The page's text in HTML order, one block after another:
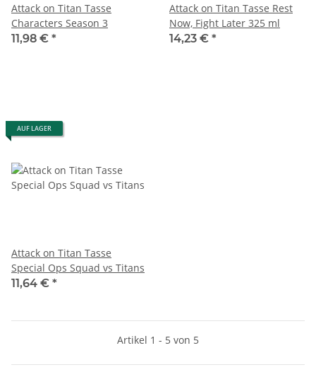
Attack on Titan Tasse
Characters Season 3
11,98 € *
Attack on Titan Tasse Rest
Now, Fight Later 325 ml
14,23 € *
AUF LAGER
Attack on Titan Tasse
Special Ops Squad vs Titans
11,64 € *
Artikel 1 - 5 von 5